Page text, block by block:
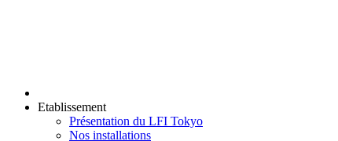
Etablissement
Présentation du LFI Tokyo
Nos installations